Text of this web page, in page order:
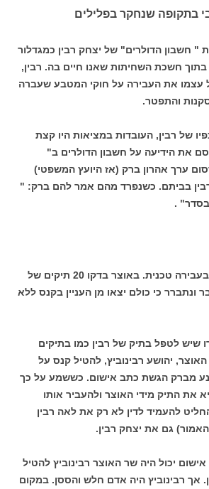
בתקופה שנחקר בפלילים
" חשבון הדולרים" של יצחק רבין כמגדלור
בתוך חשכת השחיתות שאנו חיים בה. רבין,
עצמו את העבירה על חוקי המטבע שעברה
והתפטר.
של רבין, העובדות במציאות היו קצת
את הידיעה על חשבון הדולרים ב"
ערך אהרון ברק (אז היועץ המשפטי)
בביתם. כשנפרד מהם אמר להם ברק: "
.
היה מדובר בסך הכל בעבירה טכנית. באוצר בדקו 20 תיקים של
ונתברר כי כולם יצאו מן העניין בקנס ללא
שיש לטפל בתיק של רבין כמו בתיקים
יהושע רבינוביץ, להטיל קנס על
מברק הגשת כתב אישום. כששמע על כך
את התיק מידי האוצר ולהעביר אותו
להעמיד לדין לא רק את לאה רבין
גם את יצחק רבין.
יכול היה שר האוצר רבינוביץ להטיל
אך רבינוביץ היה אדם חלש והססן. במקום